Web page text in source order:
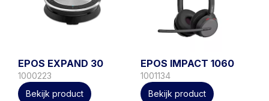
EPOS EXPAND 30
1000223
Bekijk product
EPOS IMPACT 1060
1001134
Bekijk product